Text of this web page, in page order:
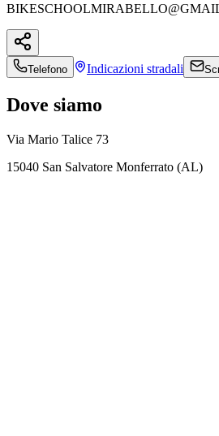
Telefono Indicazioni stradali
Dove siamo
Via Mario Talice 73
15040 San Salvatore Monferrato (AL)